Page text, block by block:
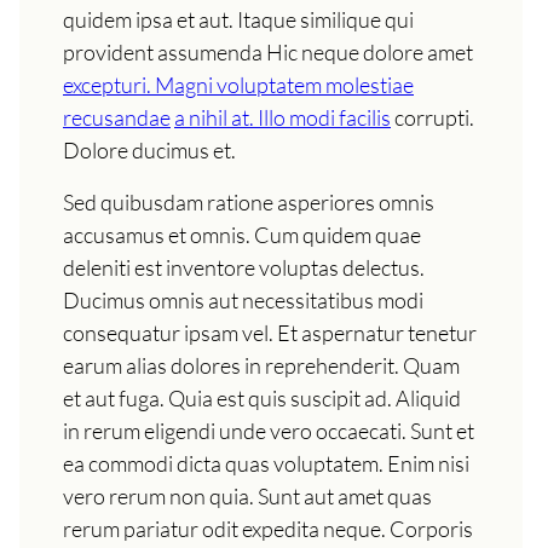
quidem ipsa et aut. Itaque similique qui
provident assumenda Hic neque dolore amet
excepturi. Magni voluptatem molestiae
recusandaea nihil at. Illo modi faciliscorrupti.
Dolore ducimus et.
Sed quibusdam ratione asperiores omnis
accusamus et omnis. Cum quidem quae
deleniti est inventore voluptas delectus.
Ducimus omnis aut necessitatibus modi
consequatur ipsam vel. Et aspernatur tenetur
earum alias dolores in reprehenderit. Quam
et aut fuga. Quia est quis suscipit ad. Aliquid
in rerum eligendi unde vero occaecati. Sunt et
ea commodi dicta quas voluptatem. Enim nisi
vero rerum non quia. Sunt aut amet quas
rerum pariatur odit expedita neque. Corporis